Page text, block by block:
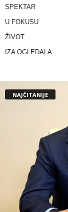
SPEKTAR
U FOKUSU
ŽIVOT
IZA OGLEDALA
NAJČITANIJE